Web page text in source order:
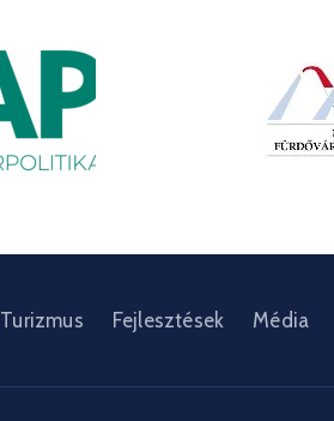
Turizmus Fejlesztések Média